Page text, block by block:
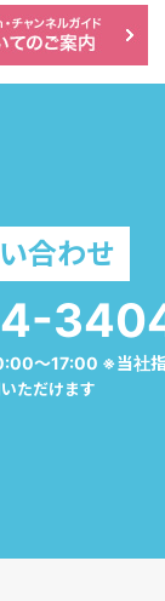
合わせ
～17:00 ※当社指
ただけます